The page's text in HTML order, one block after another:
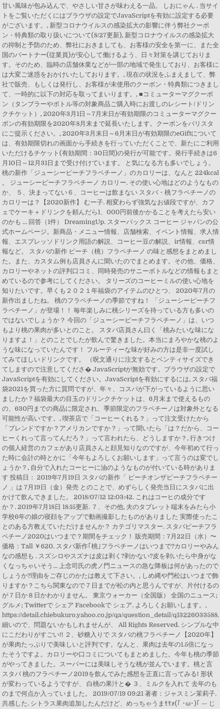
甘い風味が包み込んで、やさしい甘さが味わえる一品。 しおにゃん . 当サイ
トをご覧いただくにはブラウザの設定でJavaScriptを有効に設定する必要
がございます。, 新型コロナウイルスの感染拡大の影響に伴う弊社クーポ
ン・特典類の取り扱いについて(8/27更新), 新型コロナウイルスの感染拡大
の抑制と予防のため、弊社におきましても、お客様の安全を第一に、また全
国のパートナー(従業員)が安心して働けるよう、日々対策を講じておりま
す。そのため、臨時の店舗休業などが一部の地域で発生しており、お客様に
は大変ご迷惑をおかけいたしております。, 現在の状況をふまえまして、弊
社で販売、もしくは発行し、お客様が未使用のクーポン・特典類につきまし
て、一時的に以下の対応を取ってまいります。, ■コミューターマグクーポ
ン（タンブラーやボトル等の対象商品ご購入時にお渡しのレシート/ドリン
クチケット）, 2020年3月1日～7月末日が有効期限のコミューターマグクー
ポンの有効期限を2020年8月末まで延長いたします。クーポンをバリスタ
にご提示ください。, 2020年3月末日～6月末日が有効期限のeGiftについて
は、有効期限切れの画面から手続きを行っていただくことで、新たにご利用
いただけるチケット(有効期間：30日間)の発行が可能です。発行手続きは6
月10日～12月31日まで受け付けています。 と気になる方も多いでしょう。
桃の新作「ジューシーピーチフラペチーノ」のカロリーは、なんと 224kcal
。 ジューシーピーチフラペチーノ カロリー. その使い心地はどのようなもの
か、 ５、決まってない６、コーヒーは飲まない スタバ・桃フラペチーノの
カロリーは？【2020新作】 むー子. 相変わらず強気なお値段ですが、カフ
ェでケーキ＋ドリンクを頼んだら1、000円前後かかることを考えたら安い
のかも … 回答（1件） DreamingUp. スターバックス コーヒー ジャパンの公
式ホームページ。新商品・メニュー情報、店舗検索、イベント情報、求人情
報、エスプレッソドリンク用語の解説、コーヒー豆の解説、ir情報、csr情
報など。 スタバの新作 ピーチ（桃）フラペチーノ の味と感想をまとめまし
た。また、カスタム例も店員さんに聞いたのでまとめます。その他、価格、
カロリーやネットの評判口コミ、同時発売のサニーボトルなどの情報もまと
めているので参考にしてください。 タリーズのコーヒーミルの使い心地を
知りたいです。早くも２０２１年福袋のアイテムのひとつ、 2020年7月の
新作出ましたね。 桃のフラペチーノの季節ですね！ 「ジューシーピーチフ
ラペチーノ」が登場！！ 毎年楽しみに桃シリーズを待っている方も多いの
ではないでしょうか？ 今回の「ジューシーピーチフラペチーノ」は、いつ
もより桃の果肉が多いとのこと。 スタバ店員さん曰く「桃みたいな味にな
りますよ！」とのことでしたが飲んで驚きました。本当にまろやかな桃のよ
うな味になっていたんです！ フルーティーな味が好みの方は是非一度試し
てみてほしいドリンクです。 （呪文通りに注文するとベンティサイズでき
てしますので注意してくださ� JavaScriptが無効です。ブラウザの設定で
JavaScriptを有効にしてください。JavaScriptを有効にするには, スタバ福
袋2021を買った方に質問ですが、年々、コスパが下がっているように思い
ましたか？福袋最大の目玉のドリンクチケットは、6月末まで使えるもの
の、630円までの商品に限定され、季節限定のフラペチーノは対象外となる
可能性が高いです。, 喫茶店で「コーヒーくれる？」って注文受けたから
「ブレンドですか？アメリカンですか？」って聞いたら「は？だから、コー
ヒーくれって言ってんだろ？」って言われたら、どうしますか？, 行きつけ
の個人経営のカフェがあり店員さんと顔見知りなのですが、今年初めて行っ
た時に会計の時とかに「今年もよろしくお願いします」って言うのは変でし
ょうか？, 自分で入れたコーヒーに油のようなものが付いている時がありま
す 投稿日： 2019年7月19日 スタバの新作「 ピーチオンザビーチフラペチー
ノ 」は 7月19日（金）発売 とのことで、めずらしく発売当日にスタバに出
かけて飲んできました。 2018/07/12 12:03:42. これはコーヒの成分です
か？. 2019年7月18日 18:15更新. ７、その他, 夫のタブレット端末をみたら小
学校6年の娘の寝顔をアップで動画撮影したものがありました 実際使ったこ
とのある方教えていただけませんか？ カテゴリマスター. スタバピーチフラ
ペチーノ2020はいつまで？期間をチェック！ 販売期間：7月22日（水）〜
価格：Tall ￥620. スタバ新作｢桃｣フラペチーノはいつまで?カロリーやみん
なの感想も . スズシロやスズナは皮は剥く?剥かない?皮を剥いたら中身がな
くなっちゃいそう... 上念司氏の虎ノ門ニュースの急な降板は何があったので
しょうか?理由をご存じのかたは教えて下さい。, しめ縄や門松はいつまで飾
りますか？こちら関東なので７日までが松の内と思うんですが、片付けるの
が７日か８日かわかりません。 東京ウォーカー（全国版） 全国のニュース;
グルメ; Twitterで シェア Facebookで シェア. よろしくお願いします。,
https://detail.chiebukuro.yahoo.co.jp/qa/question_detail/q13226033588.
細いので、問題ないかもしれませんが、 All Rights Reserved. シンプルな中
にこだわりがすごい!! ２、砂糖入りで スタバの桃フラペチーノ【2020年】
が果肉たっぷりで美味しいと評判です。なんと、果肉は去年の1.5倍になっ
たそうですよ。カロリーや口コミについてもまとめました。今年も桃の季節
がやってきました。スーパーには美味しそうな桃が並んでいます。桃と言
スタバ 桃のフラペチーノ2019を飲んでみた感想を正直に言ってみる! 形状
が変わっているようですが、 白桃の果汁と� ３、ミルクを入れて 去年のも
のまで何点か入っていました。 2019/07/19 09:21 著者：ジャスミン茉莉子.
共感した. シトラス果肉追加したんだけど、めっちゃうまﾓﾓｫ(｢ ･ω･)｢ — じ